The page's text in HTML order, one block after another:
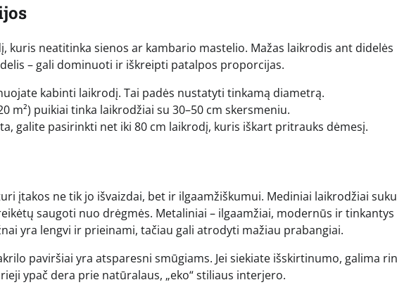
kuris neatitinka sienos ar kambario mastelio. Mažas laikrodis ant didelės
– gali dominuoti ir iškreipti patalpos proporcijas.
kabinti laikrodį. Tai padės nustatyti tinkamą diametrą.
m²) puikiai tinka laikrodžiai su 30–50 cm skersmeniu.
galite pasirinkti net iki 80 cm laikrodį, kuris iškart pritrauks dėmesį.
įtakos ne tik jo išvaizdai, bet ir ilgaamžiškumui. Mediniai laikrodžiai
saugoti nuo drėgmės. Metaliniai – ilgaamžiai, modernūs ir tinkantys
yra lengvi ir prieinami, tačiau gali atrodyti mažiau prabangiai.
paviršiai yra atsparesni smūgiams. Jei siekiate išskirtinumo, galima
ypač dera prie natūralaus, „eko“ stiliaus interjero.